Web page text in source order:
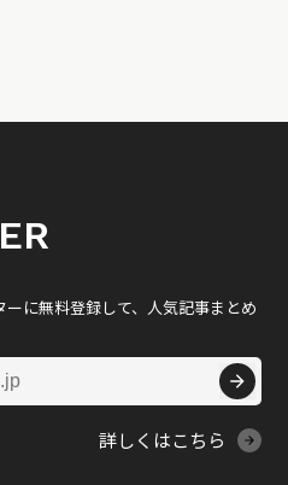
に無料登録して、人気記事まとめ
詳しくはこちら